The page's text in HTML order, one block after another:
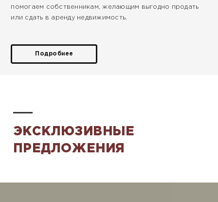
помогаем собственникам, желающим выгодно продать
или сдать в аренду недвижимость.
Подробнее
ЭКСКЛЮЗИВНЫЕ
ПРЕДЛОЖЕНИЯ